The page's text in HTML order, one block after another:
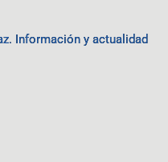
Información y actualidad